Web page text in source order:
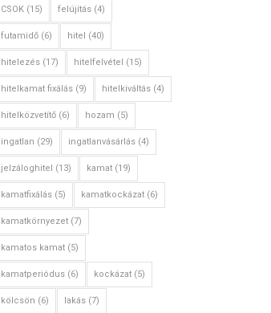
CSOK (15) felújítás (4)
futamidő (6) hitel (40)
hitelezés (17) hitelfelvétel (15)
hitelkamat fixálás (9) hitelkiváltás (4)
hitelközvetítő (6) hozam (5)
ingatlan (29) ingatlanvásárlás (4)
jelzáloghitel (13) kamat (19)
kamatfixálás (5) kamatkockázat (6)
kamatkörnyezet (7)
kamatos kamat (5)
kamatperiódus (6) kockázat (5)
kölcsön (6) lakás (7)